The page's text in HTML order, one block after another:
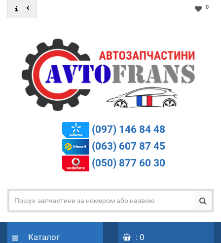
0
(097) 146 84 48
(063) 607 87 45
(050) 877 60 30
Каталог : 0